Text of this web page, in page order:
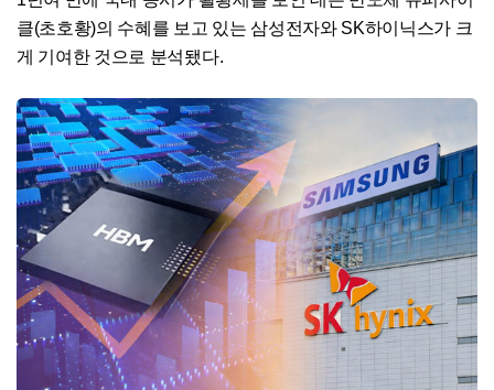
클(초호황)의 수혜를 보고 있는 삼성전자와 SK하이닉스가 크
게 기여한 것으로 분석됐다.